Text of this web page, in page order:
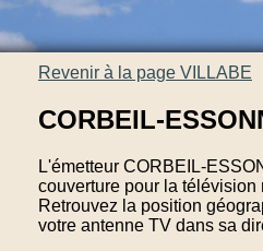
Revenir à la page VILLABE
CORBEIL-
L'émetteur CORBEIL-
couverture pour la télévision
Retrouvez la position
votre antenne TV dans sa